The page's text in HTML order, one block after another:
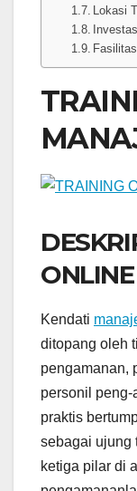
Lokasi
Kendati
ditopang oleh
pengamanan,
personil
praktis
sebagai ujung
ketiga pilar di